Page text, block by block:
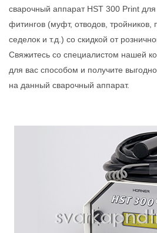
сварочный аппарат HST 300 Print для
фитингов (муфт, отводов, тройников,
седелок и т.д.) со скидкой от
Свяжитесь со специалистом нашей
для вас способом и получите
на данный сварочный аппарат.